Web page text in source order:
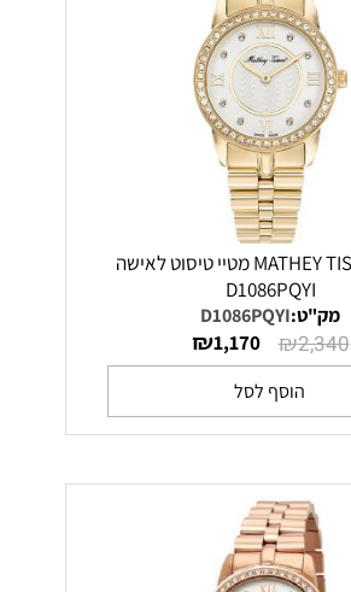
שעון MATHEY TISSOT מטיי טיסוט לאישה
D1086PQYI
מק"ט:D1086PQYI
₪2,340
₪1,170
הוסף לסל